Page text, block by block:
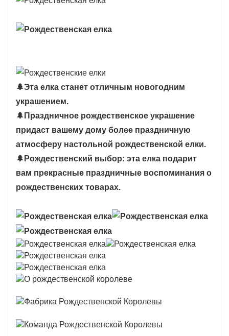
🌲Эта елка станет отличным новогодним
украшением.
🌲 Праздничное рождественское украшение
придаст вашему дому более праздничную
атмосферу настольной рождественской елки.
🌲 Рождественский выбор: эта елка подарит
вам прекрасные праздничные воспоминания о
рождественских товарах.